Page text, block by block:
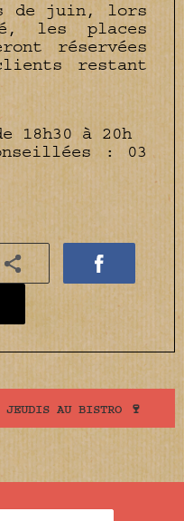
de juin, lors
les places
réservées
restant
18h30 à 20h
: 03
JEUDIS AU BISTRO 🍷